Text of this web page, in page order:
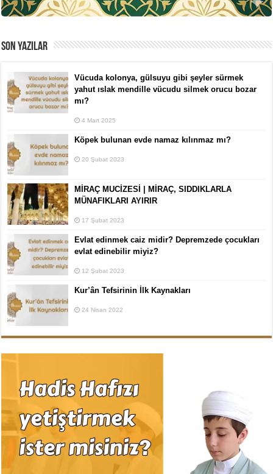
SON YAZILAR
Vücuda kolonya, gülsuyu gibi şeyler sürmek
yahut ıslak mendille vücudu silmek orucu bozar
mı?
4 Mart 2025
Köpek bulunan evde namaz kılınmaz mı?
20 Şubat 2023
MİRAÇ MUCİZESİ | MİRAÇ, SIDDIKLARLA
MÜNAFIKLARI AYIRIR
17 Şubat 2023
Evlat edinmek caiz midir? Depremzede çocukları
evlat edinebilir miyiz?
12 Şubat 2023
Kur’ân Tefsirinin İlk Kaynakları
24 Nisan 2022